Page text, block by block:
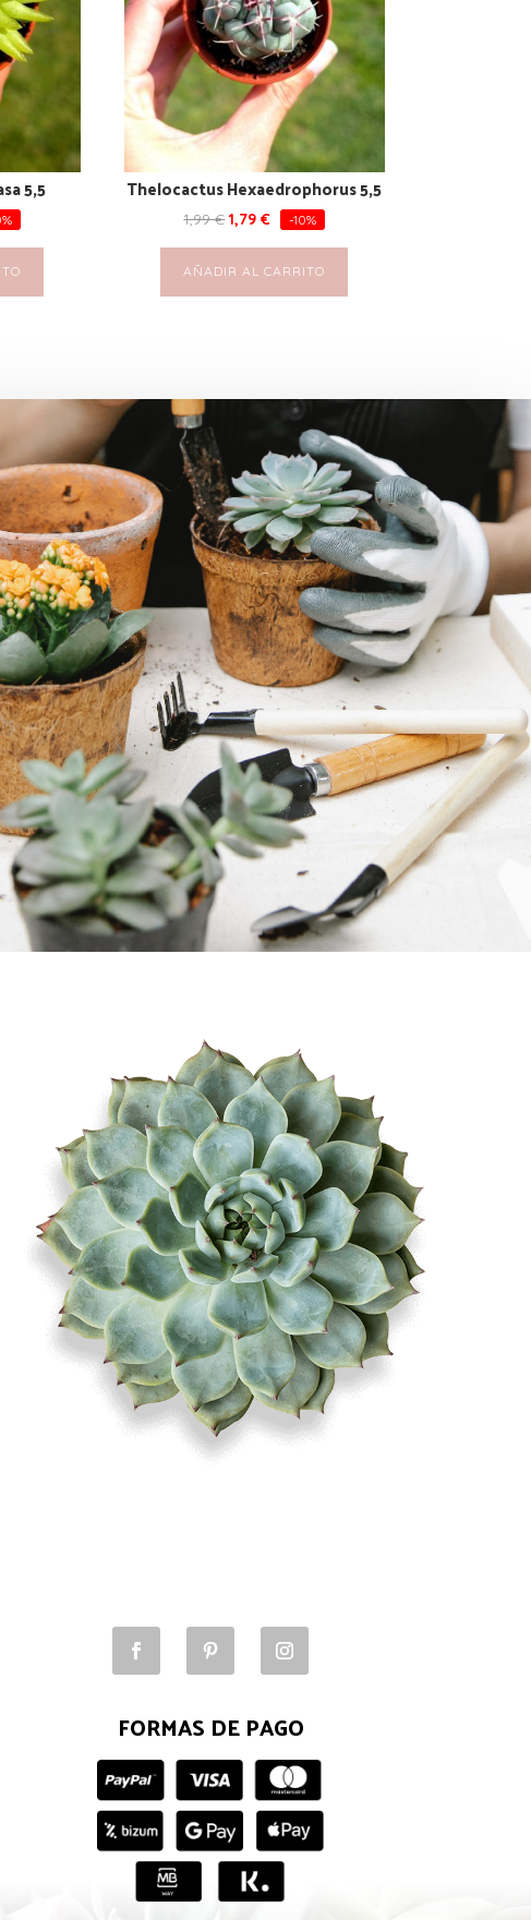
5,5 Thelocactus Hexaedrophorus 5,5
1,99€ 1,79€ -10%
AÑADIR AL CARRITO
FORMAS DE PAGO